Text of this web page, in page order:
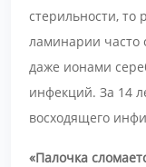
стерильности,
ламинарии часто
даже ионами
инфекций. За 14
восходящего
«Палочка